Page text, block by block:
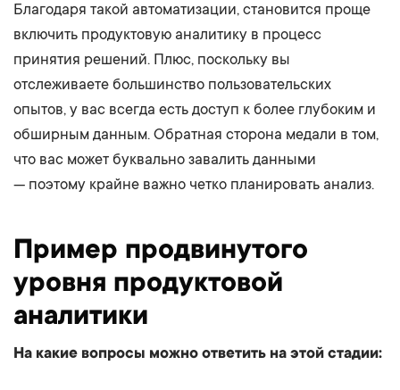
Благодаря такой автоматизации, становится проще
включить продуктовую аналитику в процесс
принятия решений. Плюс, поскольку вы
отслеживаете большинство пользовательских
опытов, у вас всегда есть доступ к более глубоким и
обширным данным. Обратная сторона медали в том,
что вас может буквально завалить данными
— поэтому крайне важно четко планировать анализ.
Пример продвинутого
уровня продуктовой
аналитики
На какие вопросы можно ответить на этой стадии: